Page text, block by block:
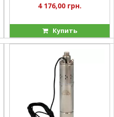
4 176,00 грн.
Купить